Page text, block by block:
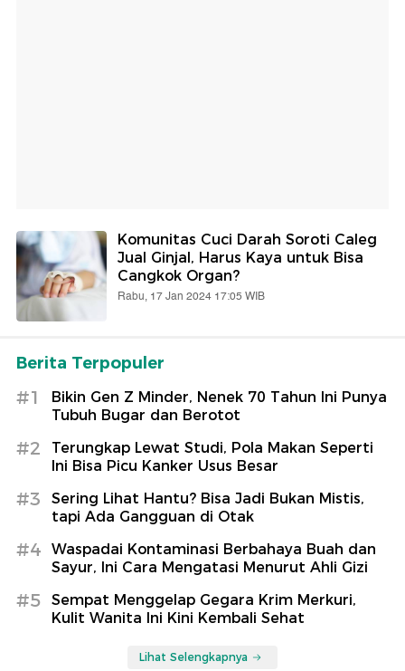
Komunitas Cuci Darah Soroti Caleg
Jual Ginjal, Harus Kaya untuk Bisa
Cangkok Organ?
Rabu, 17 Jan 2024 17:05 WIB
Berita Terpopuler
#1
Bikin Gen Z Minder, Nenek 70 Tahun Ini Punya
Tubuh Bugar dan Berotot
#2
Terungkap Lewat Studi, Pola Makan Seperti
Ini Bisa Picu Kanker Usus Besar
#3
Sering Lihat Hantu? Bisa Jadi Bukan Mistis,
tapi Ada Gangguan di Otak
#4
Waspadai Kontaminasi Berbahaya Buah dan
Sayur, Ini Cara Mengatasi Menurut Ahli Gizi
#5
Sempat Menggelap Gegara Krim Merkuri,
Kulit Wanita Ini Kini Kembali Sehat
Lihat Selengkapnya